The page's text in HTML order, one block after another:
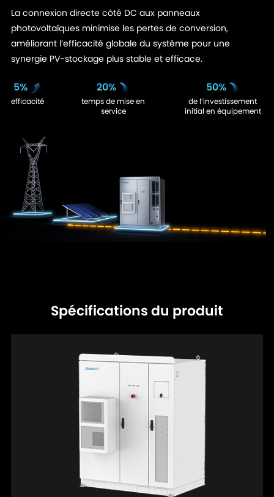
La connexion directe côté DC aux panneaux
photovoltaïques minimise les pertes de conversion,
améliorant l’efficacité globale du système pour une
synergie PV-stockage plus stable et efficace.
5%
efficacité
20%
temps de mise en
service
50%
de l’investissement
initial en équipement
Spécifications du produit